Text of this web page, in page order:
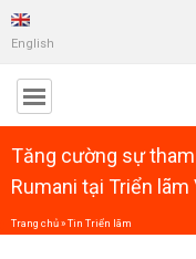
English
Tăng cường sự
Rumani tại Triển
Trang chủ»Tin Triển lãm